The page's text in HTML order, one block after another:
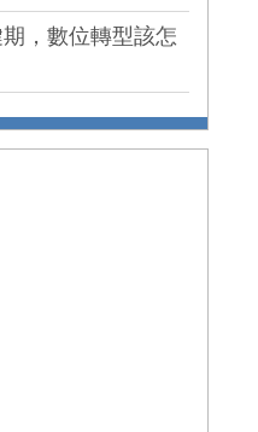
，數位轉型該怎